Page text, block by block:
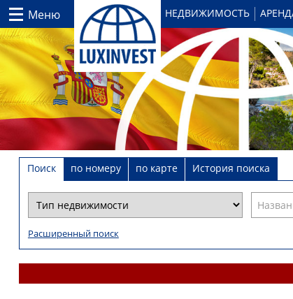
Меню НЕДВИЖИМОСТЬ
Поиск по номеру по карте История поиска
Расширенный поиск